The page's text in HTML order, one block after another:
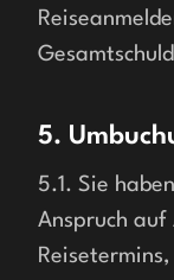
5.
5.1. Sie
Anspruch auf